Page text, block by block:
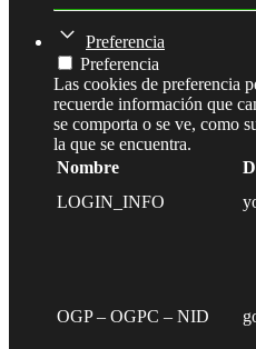
Preferencia
Preferencia
Las cookies de preferencia
recuerde información que
se comporta o se ve, como
la que se encuentra.
Nombre
LOGIN_INFO
OGP – OGPC – NID